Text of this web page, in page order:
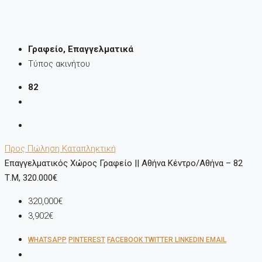
Γραφείο, Επαγγελματικά
Τύπος ακινήτου
82
Προς Πώληση Καταπληκτική
Επαγγελματικός Χώρος Γραφείο || Αθήνα Κέντρο/Αθήνα – 82
Τ.μ, 320.000€
320,000€
3,902€
WHATSAPP PINTEREST FACEBOOK TWITTER LINKEDIN EMAIL